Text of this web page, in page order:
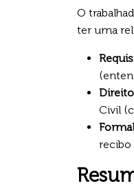
O
ter uma
Civil
recibo